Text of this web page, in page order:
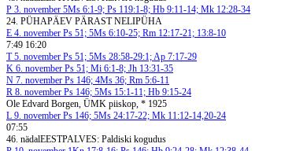
P 3. november 5Ms 6:1-9; Ps 119:1-8; Hb 9:11-14; Mk 12:28-34
24. PÜHAPÄEV PÄRAST NELIPÜHA
E 4. november Ps 51; 5Ms 6:10-25; Rm 12:17-21; 13:8-10
7:49 16:20
T5. november Ps 51; 5Ms 28:58-29:1; Ap 7:17-29
K 6. november Ps 51; Mi 6:1-8; Jh 13:31-35
N 7. november Ps 146; 4Ms 36; Rm 5:6-11
R 8. november Ps 146; 5Ms 15:1-11; Hb 9:15-24
Ole Edvard Borgen, ÜMK piiskop, * 1925
L 9. november Ps 146; 5Ms 24:17-22; Mk 11:12-14,20-24
07:55
46. nädalEESTPALVES: Paldiski kogudus